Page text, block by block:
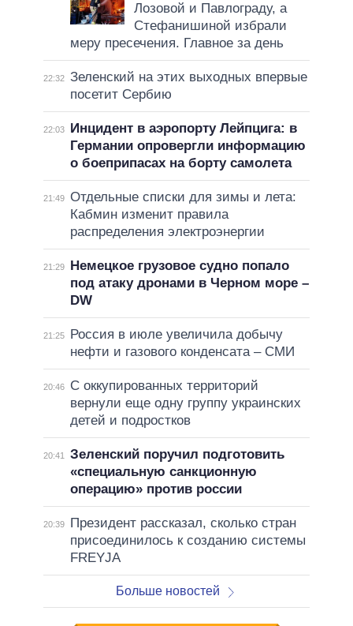
Лозовой и Павлограду, а
Стефанишиной избрали
меру пресечения. Главное за день
22:32 Зеленский на этих выходных впервые
посетит Сербию
22:03
Инцидент в аэропорту Лейпцига: в
Германии опровергли информацию
о боеприпасах на борту самолета
21:49 Отдельные списки для зимы и лета:
Кабмин изменит правила
распределения электроэнергии
21:29
Немецкое грузовое судно попало
под атаку дронами в Черном море –
DW
21:25
Россия в июле увеличила добычу
нефти и газового конденсата – СМИ
20:46
С оккупированных территорий
вернули еще одну группу украинских
детей и подростков
20:41
Зеленский поручил подготовить
«специальную санкционную
операцию» против россии
20:39
Президент рассказал, сколько стран
присоединилось к созданию системы
FREYJA
Больше новостей